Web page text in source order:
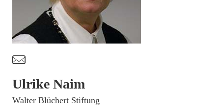
t
Ulrike Naim
­Walter Blüchert Stiftung